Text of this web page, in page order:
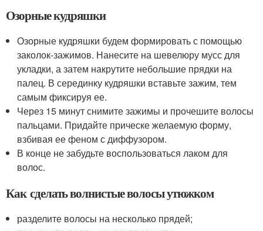
Озорные кудряшки
Озорные кудряшки будем формировать с помощью
заколок-зажимов. Нанесите на шевелюру мусс для
укладки, а затем накрутите небольшие прядки на
палец. В серединку кудряшки вставьте зажим, тем
самым фиксируя ее.
Через 15 минут снимите зажимы и прочешите волосы
пальцами. Придайте прическе желаемую форму,
взбивая ее феном с диффузором.
В конце не забудьте воспользоваться лаком для
волос.
Как сделать волнистые волосы утюжком
разделите волосы на несколько прядей;